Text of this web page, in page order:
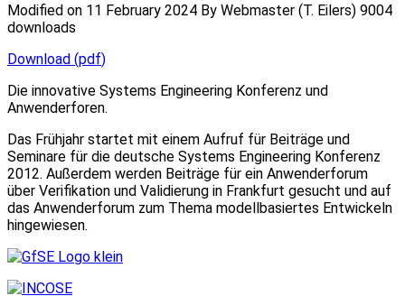
Modified on 11 February 2024 By Webmaster (T. Eilers) 9004
downloads
Download (pdf)
Die innovative Systems Engineering Konferenz und
Anwenderforen.
Das Frühjahr startet mit einem Aufruf für Beiträge und
Seminare für die deutsche Systems Engineering Konferenz
2012. Außerdem werden Beiträge für ein Anwenderforum
über Verifikation und Validierung in Frankfurt gesucht und auf
das Anwenderforum zum Thema modellbasiertes Entwickeln
hingewiesen.